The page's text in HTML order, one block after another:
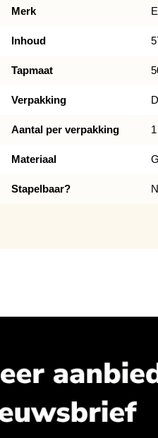
Merk
Inhoud
Tapmaat
Verpakking
Aantal per verpakking 1
Materiaal
Stapelbaar?